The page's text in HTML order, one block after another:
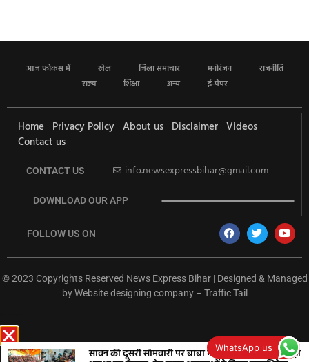
आज फोकस में खेल जिला समाचार मनोरंजन
राजनीति
राज्य
शिक्षा अन्य ई-पेपर
Home Privacy Policy About us Disclaimer Videos
Contact us
CONTACT US info.newsexpressbihar@gmail.com
DOWNLOAD OUR APP
FOLLOW US ON
© 2023 Copyrights Reserved News Express Bihar | Designed & Managed
byWebsite designing company– Traffic Tail
WhatsApp us
सावन की दूसरी सोमवारी पर बाबा भीमशंकर के दरबार में उमड़ा